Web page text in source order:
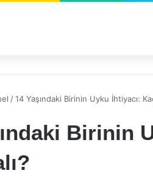
/14 Yaşındaki Birinin Uyku İhtiyacı:
Birinin